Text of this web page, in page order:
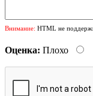
Внимание: HTML не
Оценка: Плохо